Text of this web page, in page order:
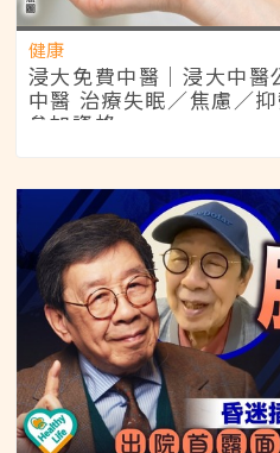
健康
浸大免費中醫｜浸大中
中醫 治療失眠／焦慮／
參加資格